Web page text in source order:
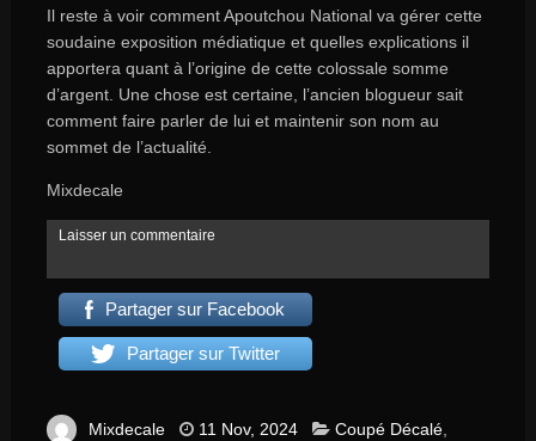
Il reste à voir comment Apoutchou National va gérer cette
soudaine exposition médiatique et quelles explications il
apportera quant à l’origine de cette colossale somme
d’argent. Une chose est certaine, l’ancien blogueur sait
comment faire parler de lui et maintenir son nom au
sommet de l’actualité.
Mixdecale
Laisser un commentaire
Partager sur Facebook
Partager sur Twitter
Mixdecale 11 Nov, 2024 Coupé Décalé,